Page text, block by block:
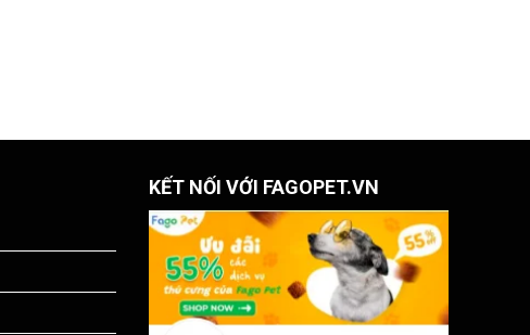
KẾT NỐI VỚI FAGOPET.VN